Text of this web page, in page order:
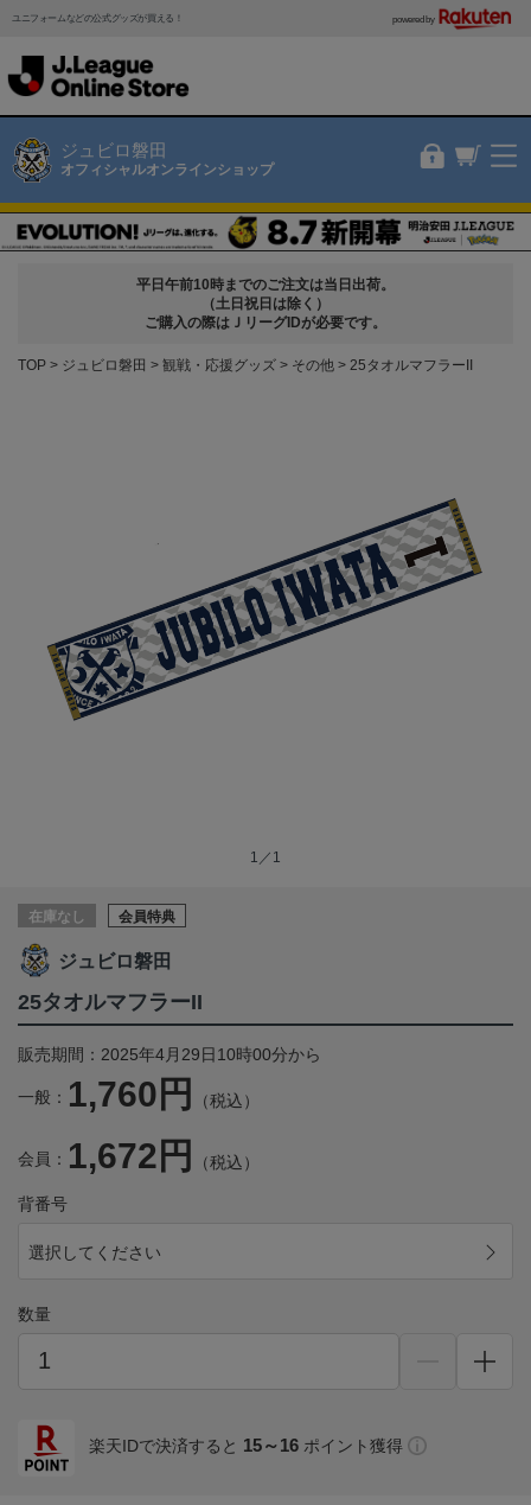
ユニフォームなどの公式グッズが買える！ powered by
ジュビロ磐田
オフィシャルオンラインショップ
平日午前10時までのご注文は当日出荷。
（土日祝日は除く）
ご購入の際はＪリーグIDが必要です。
TOP ジュビロ磐田 観戦・応援グッズ その他 25タオルマフラーII
1／1
在庫なし 会員特典
ジュビロ磐田
25タオルマフラーII
販売期間：2025年4月29日10時00分から
一般： 1,760円 （税込）
会員： 1,672円 （税込）
背番号
選択してください
数量
楽天IDで決済すると 15～16 ポイント獲得